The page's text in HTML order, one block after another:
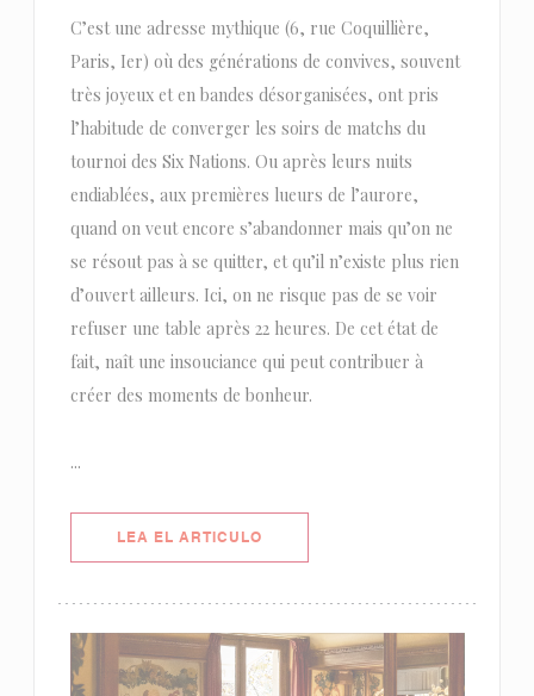
C’est une adresse mythique (6, rue Coquillière,
Paris, Ier) où des générations de convives, souvent
très joyeux et en bandes désorganisées, ont pris
l’habitude de converger les soirs de matchs du
tournoi des Six Nations. Ou après leurs nuits
endiablées, aux premières lueurs de l’aurore,
quand on veut encore s’abandonner mais qu’on ne
se résout pas à se quitter, et qu’il n’existe plus rien
d’ouvert ailleurs. Ici, on ne risque pas de se voir
refuser une table après 22 heures. De cet état de
fait, naît une insouciance qui peut contribuer à
créer des moments de bonheur.
...
LEA EL ARTICULO((ABRE EN UNA NUEVA